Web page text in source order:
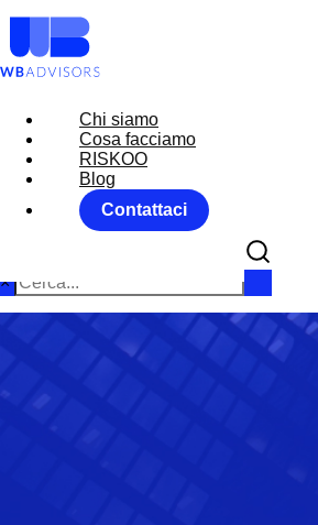
Chi siamo
Cosa facciamo
RISKOO
Blog
Contattaci
Chi siamo
Cosa facciamo
RISKOO
Blog
Contattaci
×